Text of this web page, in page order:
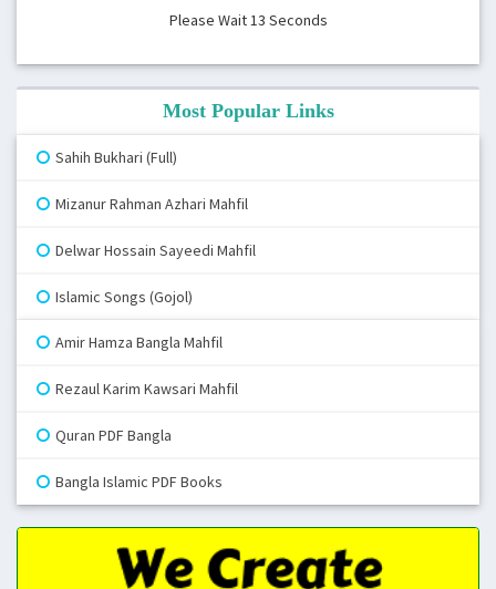
Please Wait12 Seconds
Most Popular Links
Sahih Bukhari (Full)
Mizanur Rahman Azhari Mahfil
Delwar Hossain Sayeedi Mahfil
Islamic Songs (Gojol)
Amir Hamza Bangla Mahfil
Rezaul Karim Kawsari Mahfil
Quran PDF Bangla
Bangla Islamic PDF Books